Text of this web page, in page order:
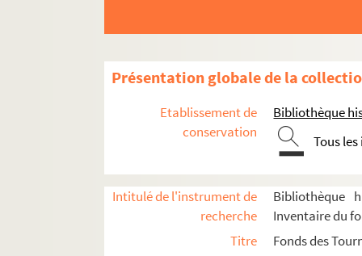
Présentation globale de la
Etablissement de
conservation
Bibliothèque
Tous
Intitulé de l'instrument de
recherche
Bibliothèque
Inventaire du
Titre
Fonds des
Eté 1955
Saison 1955-1956
Eté 1957
Saison 1956-1957
Saison 1957-1958